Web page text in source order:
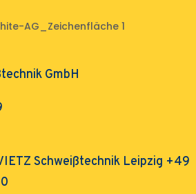
GmbH